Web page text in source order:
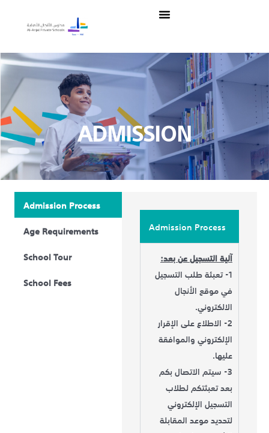
Menu
ADMISSION
Admission Process
Age Requirements
School Tour
School Fees
Admission Process
آلية التسجيل عن بعد:
1- تعبئة طلب التسجيل
في موقع الأنجال
الالكتروني.
2- الاطلاع على الإقرار
الإلكتروني والموافقة
عليها.
3- سيتم الاتصال بكم
بعد تعبئتكم لطلاب
التسجيل الإلكتروني
لتحديد موعد المقابلة